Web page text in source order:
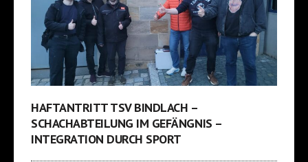
HAFTANTRITT TSV BINDLACH –
SCHACHABTEILUNG IM GEFÄNGNIS –
INTEGRATION DURCH SPORT